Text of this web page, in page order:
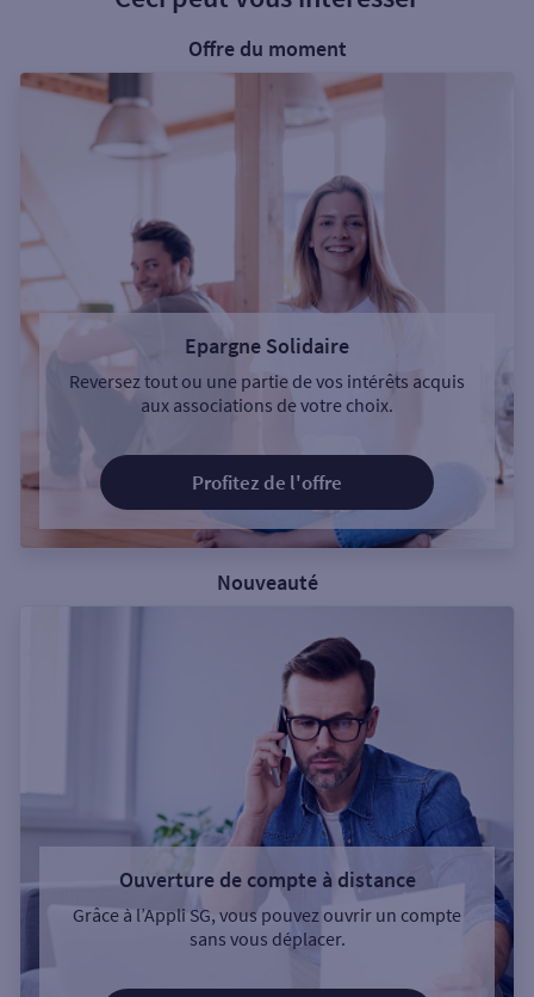
Offre du moment
Epargne Solidaire
Reversez tout ou une partie de vos intérêts acquis
aux associations de votre choix.
Profitez de l'offre
Nouveauté
Ouverture de compte à distance
Grâce à l’Appli SG, vous pouvez ouvrir un compte
sans vous déplacer.